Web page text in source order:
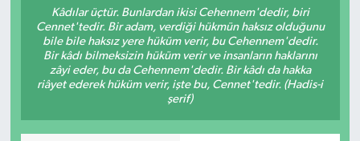
Kâdılar üçtür. Bunlardan ikisi Cehennem'dedir, biri
Cennet'tedir. Bir adam, verdiği hükmün haksız olduğunu
bile bile haksız yere hüküm verir, bu Cehennem'dedir.
Bir kâdı bilmeksizin hüküm verir ve insanların haklarını
zâyi eder, bu da Cehennem'dedir. Bir kâdı da hakka
riâyet ederek hüküm verir, işte bu, Cennet'tedir. (Hadis-i
şerif)
RESMİ İLANLAR